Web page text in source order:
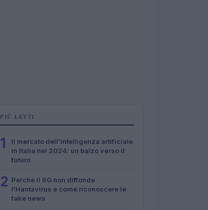
PIÙ LETTI
1
Il mercato dell’intelligenza artificiale
in Italia nel 2024: un balzo verso il
futuro
2 Perché il 6G non diffonde
l’Hantavirus e come riconoscere le
fake news